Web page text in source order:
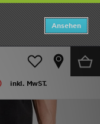
Ansehen
inkl. MwST.